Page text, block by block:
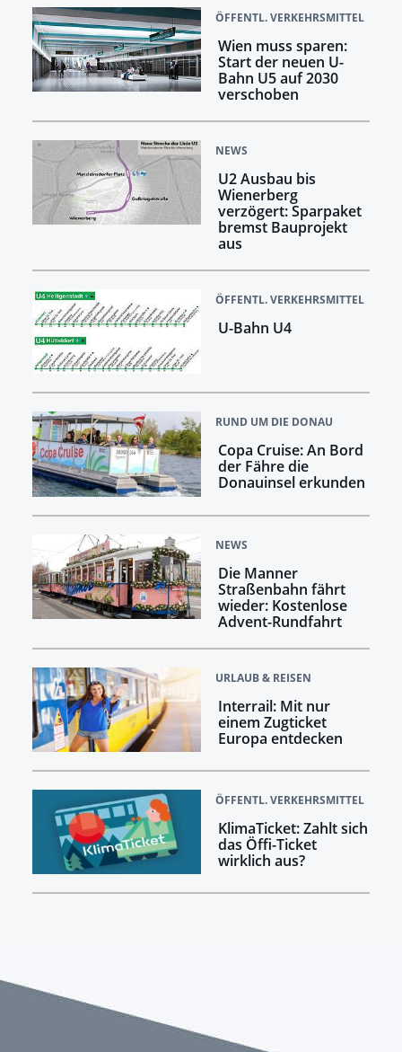
ÖFFENTL. VERKEHRSMITTEL
Wien muss sparen:
Start der neuen U-
Bahn U5 auf 2030
verschoben
NEWS
U2 Ausbau bis
Wienerberg
verzögert: Sparpaket
bremst Bauprojekt
aus
ÖFFENTL. VERKEHRSMITTEL
U-Bahn U4
RUND UM DIE DONAU
Copa Cruise: An Bord
der Fähre die
Donauinsel erkunden
NEWS
Die Manner
Straßenbahn fährt
wieder: Kostenlose
Advent-Rundfahrt
URLAUB & REISEN
Interrail: Mit nur
einem Zugticket
Europa entdecken
ÖFFENTL. VERKEHRSMITTEL
KlimaTicket: Zahlt sich
das Öffi-Ticket
wirklich aus?